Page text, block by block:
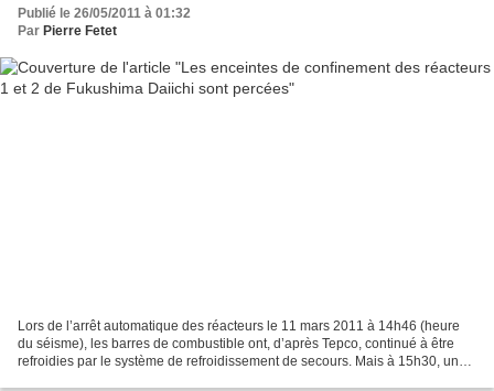
Publié le 26/05/2011 à 01:32
Par Pierre Fetet
Lors de l’arrêt automatique des réacteurs le 11 mars 2011 à 14h46 (heure
du séisme), les barres de combustible ont, d’après Tepco, continué à être
refroidies par le système de refroidissement de secours. Mais à 15h30, une